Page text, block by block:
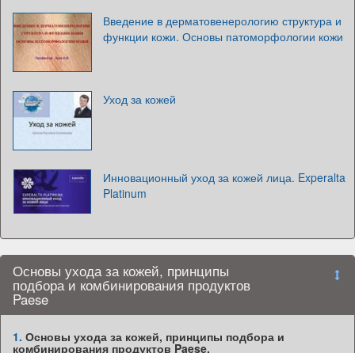
Введение в дерматовенерологию структура и
функции кожи. Основы патоморфологии кожи
Уход за кожей
Инновационный уход за кожей лица. Experalta
Platinum
Основы ухода за кожей, принципы
подбора и комбинирования продуктов
Paese
1. Основы ухода за кожей, принципы подбора и
комбинирования продуктов Paese.